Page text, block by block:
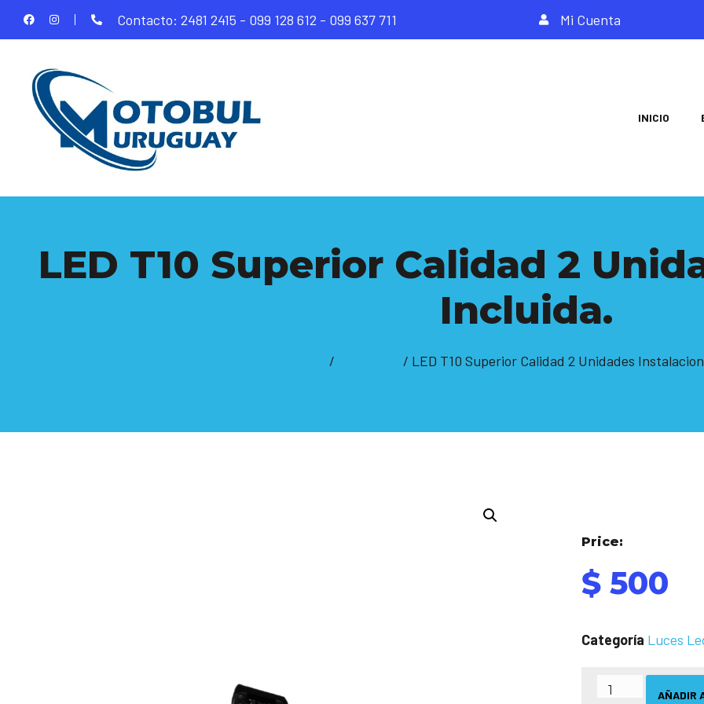
Contacto: 2481 2415 - 099 128 612 - 099 637 711 Mi Cuenta
INICIO
LED T10 Superior Calidad 2
Incluida.
/ / LED T10 Superior Calidad 2 Unidades
Price:
$ 500
Categoría Luces
AÑADIR